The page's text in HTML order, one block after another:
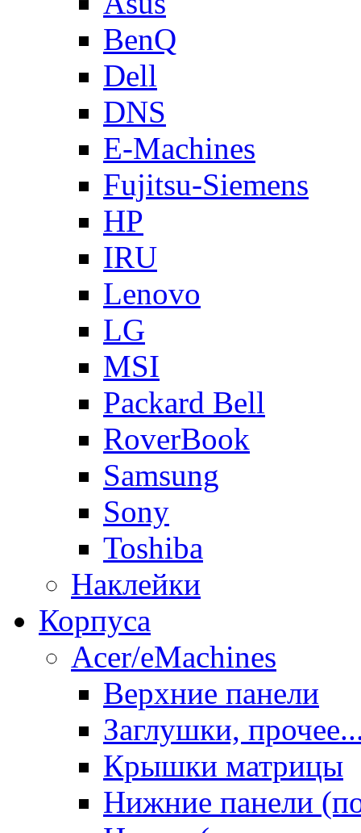
BenQ
Dell
DNS
E-Machines
Fujitsu-Siemens
HP
IRU
Lenovo
LG
MSI
Packard Bell
RoverBook
Samsung
Sony
Toshiba
Наклейки
Корпуса
Acer/eMachines
Верхние панели
Заглушки,
Крышки матрицы
Нижние панели